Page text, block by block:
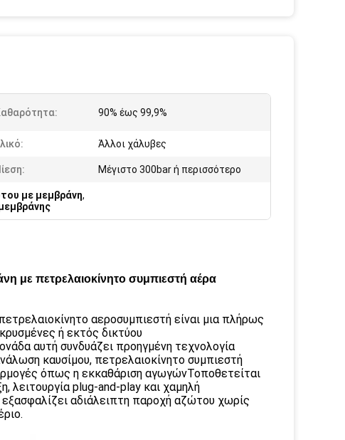
90% έως 99,9%
Άλλοι χάλυβες
Μέγιστο 300bar ή περισσότερο
με μεμβράνη,
με πετρελαιοκίνητο συμπιεστή αέρα
αεροσυμπιεστή είναι μια πλήρως
ή εκτός δικτύου
αυτή συνδυάζει προηγμένη τεχνολογία
καυσίμου, πετρελαιοκίνητο συμπιεστή
όπως η εκκαθάριση αγωγώνΤοποθετείται
λειτουργία plug-and-play και χαμηλή
αδιάλειπτη παροχή αζώτου χωρίς